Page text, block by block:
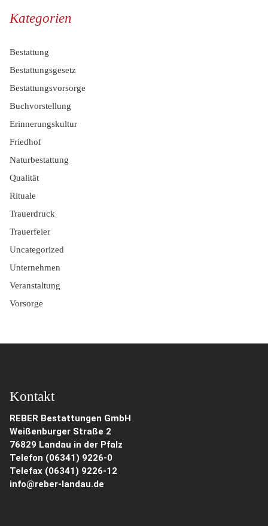
Kategorien
Bestattung
Bestattungsgesetz
Bestattungsvorsorge
Buchvorstellung
Erinnerungskultur
Friedhof
Naturbestattung
Qualität
Rituale
Trauerdruck
Trauerfeier
Uncategorized
Unternehmen
Veranstaltung
Vorsorge
Kontakt
REBER Bestattungen GmbH
Weißenburger Straße 2
76829 Landau in der Pfalz
Telefon (06341) 9226-0
Telefax (06341) 9226-12
info@reber-landau.de